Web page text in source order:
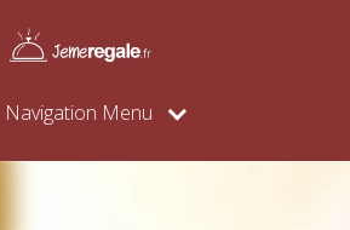
Navigation Menu